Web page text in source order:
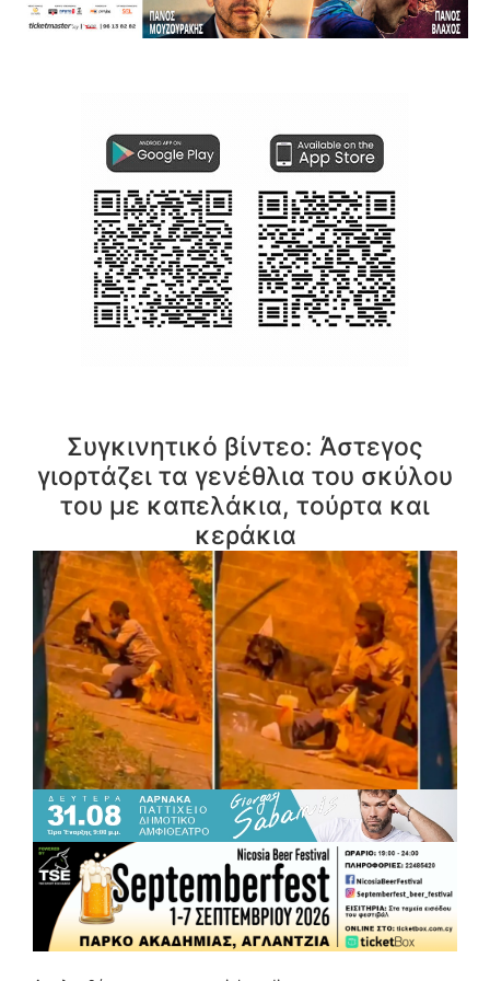
Συγκινητικό βίντεο: Άστεγος
γιορτάζει τα γενέθλια του σκύλου
του με καπελάκια, τούρτα και
κεράκια